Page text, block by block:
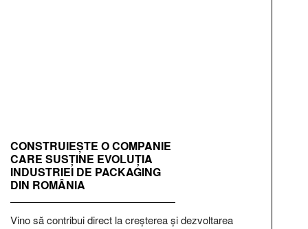
CONSTRUIEȘTE O COMPANIE
CARE SUSȚINE EVOLUȚIA
INDUSTRIEI DE PACKAGING
DIN ROMÂNIA
Vino să contribui direct la creșterea și dezvoltarea